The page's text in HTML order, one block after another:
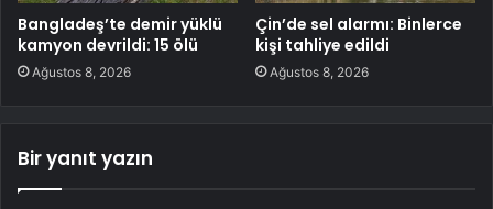
Bangladeş’te demir yüklü
kamyon devrildi: 15 ölü
Ağustos 8, 2026
Çin’de sel alarmı: Binlerce
kişi tahliye edildi
Ağustos 8, 2026
Bir yanıt yazın